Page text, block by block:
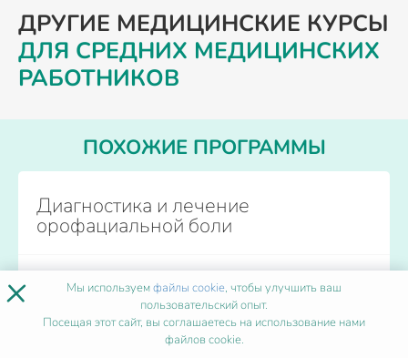
ДРУГИЕ МЕДИЦИНСКИЕ КУРСЫ
ДЛЯ СРЕДНИХ МЕДИЦИНСКИХ
РАБОТНИКОВ
ПОХОЖИЕ ПРОГРАММЫ
Диагностика и лечение
орофациальной боли
Форма обучения
Дистанционно
Количество часов
Начало обучения
Каждый день
× Мы используемфайлы cookie, чтобы улучшить ваш
пользовательский опыт.
Посещая этот сайт, вы соглашаетесь на использование нами
файлов cookie.